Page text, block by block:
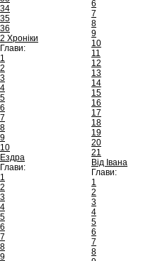
34
35
36
2 Хроніки
Глави:
1
2
3
4
5
6
7
8
9
10
Ездра
Глави:
1
2
3
4
5
6
7
8
9
6
7
8
9
10
11
12
13
14
15
16
17
18
19
20
21
Від Івана
Глави:
1
2
3
4
5
6
7
8